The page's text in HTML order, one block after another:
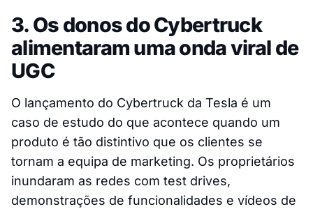
3. Os donos do Cybertruck
alimentaram uma onda viral de
UGC
O lançamento do Cybertruck da Tesla é um
caso de estudo do que acontece quando um
produto é tão distintivo que os clientes se
tornam a equipa de marketing. Os proprietários
inundaram as redes com test drives,
demonstrações de funcionalidades e vídeos de